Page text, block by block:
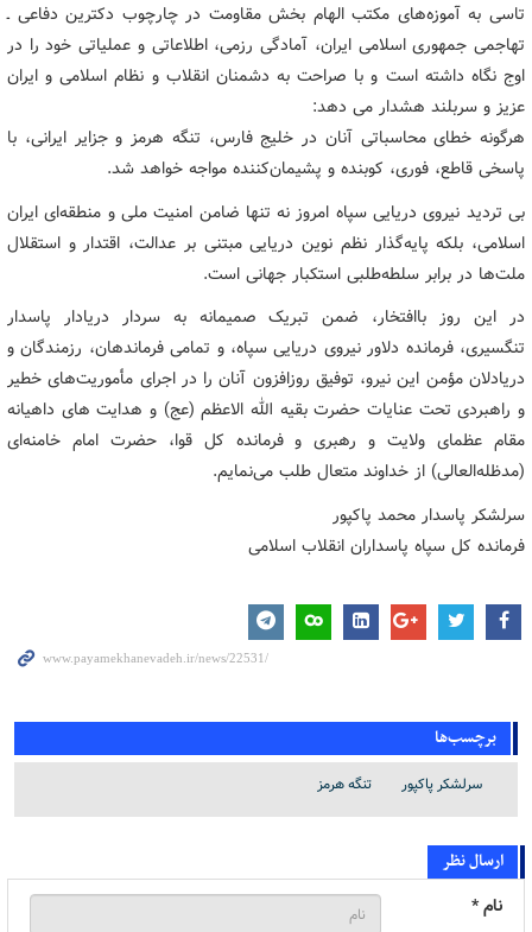
تاسی به آموزه‌های مکتب الهام بخش مقاومت در چارچوب دکترین دفاعی ـ
تهاجمی جمهوری اسلامی ایران، آمادگی رزمی، اطلاعاتی و عملیاتی خود را در
اوج نگاه داشته است و با صراحت به دشمنان انقلاب و نظام اسلامی و ایران
عزیز و سربلند هشدار می دهد:
هرگونه خطای محاسباتی آنان در خلیج فارس، تنگه‌ هرمز و جزایر ایرانی، با
پاسخی قاطع، فوری، کوبنده و پشیمان‌کننده مواجه خواهد شد.
بی تردید نیروی دریایی سپاه امروز نه تنها ضامن امنیت ملی و منطقه‌ای ایران
اسلامی، بلکه پایه‌گذار نظم نوین دریایی مبتنی بر عدالت، اقتدار و استقلال
ملت‌ها در برابر سلطه‌طلبی استکبار جهانی است.
در این روز باافتخار، ضمن تبریک صمیمانه به سردار دریادار پاسدار
تنگسیری، فرمانده دلاور نیروی دریایی سپاه، و تمامی فرماندهان، رزمندگان و
دریادلان مؤمن این نیرو، توفیق روزافزون آنان را در اجرای مأموریت‌های خطیر
و راهبردی تحت عنایات حضرت بقیه الله الاعظم (عج) و هدایت های داهیانه
مقام عظمای ولایت و رهبری و فرمانده کل قوا، حضرت امام خامنه‌ای
(مدظله‌العالی) از خداوند متعال طلب می‌نمایم.
سرلشکر پاسدار محمد پاکپور
فرمانده کل سپاه پاسداران انقلاب اسلامی
برچسب‌ها
سرلشکر پاکپور تنگه هرمز
ارسال نظر
نام *